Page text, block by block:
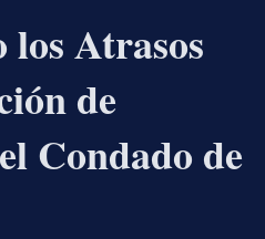
Atrasos
de
Condado de